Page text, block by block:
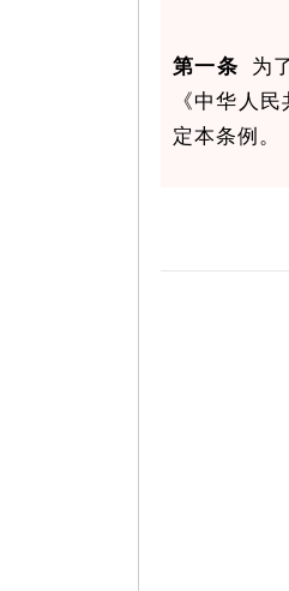
第一条 为
《中华人
定本条例。
直管公有住